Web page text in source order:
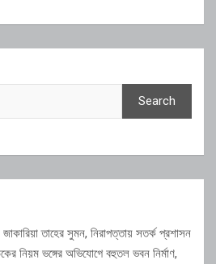
Search
তাহের সুমন, নিরাপত্তায় সতর্ক প্রশাসন
নিয়ম ভঙ্গের অভিযোগে বহুতল ভবন নির্মাণ,